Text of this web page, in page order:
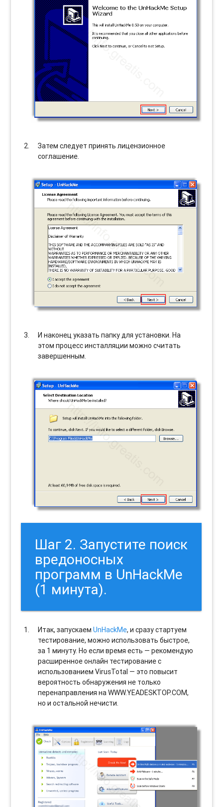
Затем следует принять лицензионное
соглашение.
И наконец указать папку для установки. На
этом процесс инсталляции можно считать
завершенным.
Шаг 2. Запустите поиск
вредоносных
программ в UnHackMe
(1 минута).
Итак, запускаемUnHackMe, и сразу стартуем
тестирование, можно использовать быстрое,
за 1 минуту. Но если время есть — рекомендую
расширенное онлайн тестирование с
использованием VirusTotal — это повысит
вероятность обнаружения не только
перенаправления на WWW.YEADESKTOP.COM,
но и остальной нечисти.